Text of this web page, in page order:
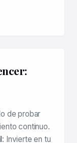
de probar
continuo.
: Invierte en tu